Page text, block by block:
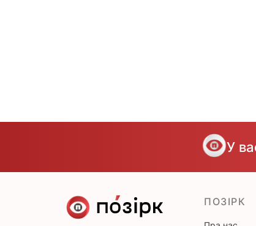
У
ПОЗІРК